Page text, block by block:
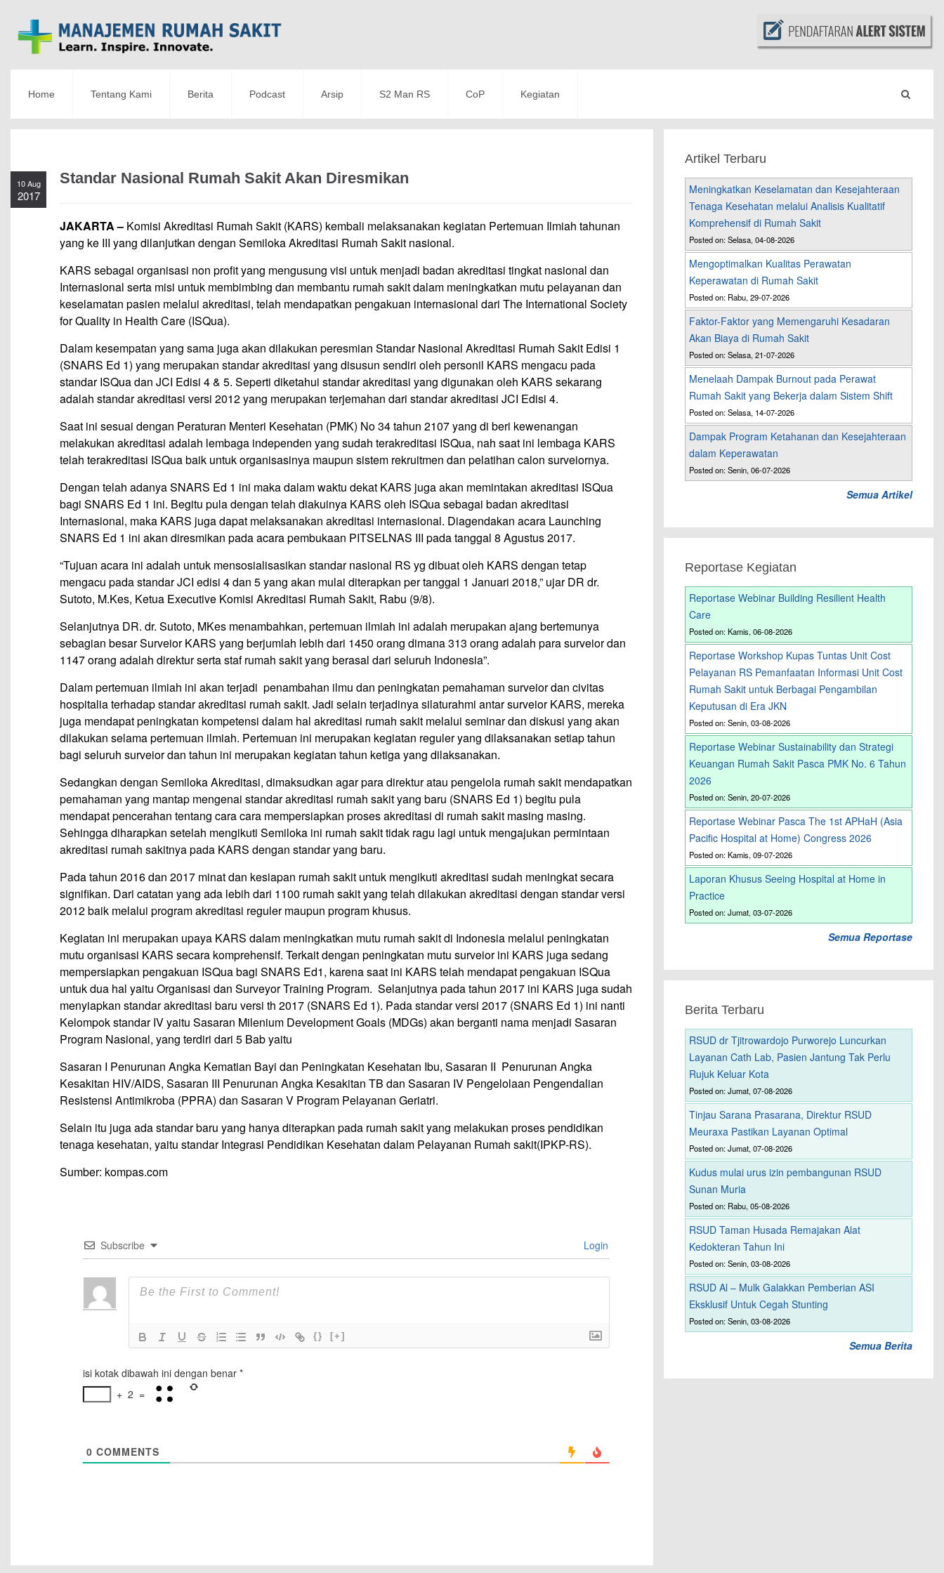
Home Tentang Kami Berita Podcast Arsip S2 Man RS CoP Kegiatan
10 Aug
2017
Standar Nasional Rumah Sakit Akan Diresmikan
JAKARTA – Komisi Akreditasi Rumah Sakit (KARS) kembali melaksanakan kegiatan Pertemuan Ilmiah tahunan
yang ke III yang dilanjutkan dengan Semiloka Akreditasi Rumah Sakit nasional.
KARS sebagai organisasi non profit yang mengusung visi untuk menjadi badan akreditasi tingkat nasional dan
Internasional serta misi untuk membimbing dan membantu rumah sakit dalam meningkatkan mutu pelayanan dan
keselamatan pasien melalui akreditasi, telah mendapatkan pengakuan internasional dari The International Society
for Quality in Health Care (ISQua).
Dalam kesempatan yang sama juga akan dilakukan peresmian Standar Nasional Akreditasi Rumah Sakit Edisi 1
(SNARS Ed 1) yang merupakan standar akreditasi yang disusun sendiri oleh personil KARS mengacu pada
standar ISQua dan JCI Edisi 4 & 5. Seperti diketahui standar akreditasi yang digunakan oleh KARS sekarang
adalah standar akreditasi versi 2012 yang merupakan terjemahan dari standar akreditasi JCI Edisi 4.
Saat ini sesuai dengan Peraturan Menteri Kesehatan (PMK) No 34 tahun 2107 yang di beri kewenangan
melakukan akreditasi adalah lembaga independen yang sudah terakreditasi ISQua, nah saat ini lembaga KARS
telah terakreditasi ISQua baik untuk organisasinya maupun sistem rekruitmen dan pelatihan calon surveiornya.
Dengan telah adanya SNARS Ed 1 ini maka dalam waktu dekat KARS juga akan memintakan akreditasi ISQua
bagi SNARS Ed 1 ini. Begitu pula dengan telah diakuinya KARS oleh ISQua sebagai badan akreditasi
Internasional, maka KARS juga dapat melaksanakan akreditasi internasional. Diagendakan acara Launching
SNARS Ed 1 ini akan diresmikan pada acara pembukaan PITSELNAS III pada tanggal 8 Agustus 2017.
“Tujuan acara ini adalah untuk mensosialisasikan standar nasional RS yg dibuat oleh KARS dengan tetap
mengacu pada standar JCI edisi 4 dan 5 yang akan mulai diterapkan per tanggal 1 Januari 2018,” ujar DR dr.
Sutoto, M.Kes, Ketua Executive Komisi Akreditasi Rumah Sakit, Rabu (9/8).
Selanjutnya DR. dr. Sutoto, MKes menambahkan, pertemuan ilmiah ini adalah merupakan ajang bertemunya
sebagian besar Surveior KARS yang berjumlah lebih dari 1450 orang dimana 313 orang adalah para surveior dan
1147 orang adalah direktur serta staf rumah sakit yang berasal dari seluruh Indonesia”.
Dalam pertemuan ilmiah ini akan terjadi penambahan ilmu dan peningkatan pemahaman surveior dan civitas
hospitalia terhadap standar akreditasi rumah sakit. Jadi selain terjadinya silaturahmi antar surveior KARS, mereka
juga mendapat peningkatan kompetensi dalam hal akreditasi rumah sakit melalui seminar dan diskusi yang akan
dilakukan selama pertemuan ilmiah. Pertemuan ini merupakan kegiatan reguler yang dilaksanakan setiap tahun
bagi seluruh surveior dan tahun ini merupakan kegiatan tahun ketiga yang dilaksanakan.
Sedangkan dengan Semiloka Akreditasi, dimaksudkan agar para direktur atau pengelola rumah sakit mendapatkan
pemahaman yang mantap mengenai standar akreditasi rumah sakit yang baru (SNARS Ed 1) begitu pula
mendapat pencerahan tentang cara cara mempersiapkan proses akreditasi di rumah sakit masing masing.
Sehingga diharapkan setelah mengikuti Semiloka ini rumah sakit tidak ragu lagi untuk mengajukan permintaan
akreditasi rumah sakitnya pada KARS dengan standar yang baru.
Pada tahun 2016 dan 2017 minat dan kesiapan rumah sakit untuk mengikuti akreditasi sudah meningkat secara
signifikan. Dari catatan yang ada lebih dari 1100 rumah sakit yang telah dilakukan akreditasi dengan standar versi
2012 baik melalui program akreditasi reguler maupun program khusus.
Kegiatan ini merupakan upaya KARS dalam meningkatkan mutu rumah sakit di Indonesia melalui peningkatan
mutu organisasi KARS secara komprehensif. Terkait dengan peningkatan mutu surveior ini KARS juga sedang
mempersiapkan pengakuan ISQua bagi SNARS Ed1, karena saat ini KARS telah mendapat pengakuan ISQua
untuk dua hal yaitu Organisasi dan Surveyor Training Program. Selanjutnya pada tahun 2017 ini KARS juga sudah
menyiapkan standar akreditasi baru versi th 2017 (SNARS Ed 1). Pada standar versi 2017 (SNARS Ed 1) ini nanti
Kelompok standar IV yaitu Sasaran Milenium Development Goals (MDGs) akan berganti nama menjadi Sasaran
Program Nasional, yang terdiri dari 5 Bab yaitu
Sasaran I Penurunan Angka Kematian Bayi dan Peningkatan Kesehatan Ibu, Sasaran II Penurunan Angka
Kesakitan HIV/AIDS, Sasaran III Penurunan Angka Kesakitan TB dan Sasaran IV Pengelolaan Pengendalian
Resistensi Antimikroba (PPRA) dan Sasaran V Program Pelayanan Geriatri.
Selain itu juga ada standar baru yang hanya diterapkan pada rumah sakit yang melakukan proses pendidikan
tenaga kesehatan, yaitu standar Integrasi Pendidikan Kesehatan dalam Pelayanan Rumah sakit(IPKP-RS).
Sumber: kompas.com
Subscribe Login
{} [+]
isi kotak dibawah ini dengan benar*
+ 2 =
0 COMMENTS
Artikel Terbaru
Meningkatkan Keselamatan dan Kesejahteraan
Tenaga Kesehatan melalui Analisis Kualitatif
Komprehensif di Rumah Sakit
Posted on: Selasa, 04-08-2026
Mengoptimalkan Kualitas Perawatan
Keperawatan di Rumah Sakit
Posted on: Rabu, 29-07-2026
Faktor-Faktor yang Memengaruhi Kesadaran
Akan Biaya di Rumah Sakit
Posted on: Selasa, 21-07-2026
Menelaah Dampak Burnout pada Perawat
Rumah Sakit yang Bekerja dalam Sistem Shift
Posted on: Selasa, 14-07-2026
Dampak Program Ketahanan dan Kesejahteraan
dalam Keperawatan
Posted on: Senin, 06-07-2026
Semua Artikel
Reportase Kegiatan
Reportase Webinar Building Resilient Health
Care
Posted on: Kamis, 06-08-2026
Reportase Workshop Kupas Tuntas Unit Cost
Pelayanan RS Pemanfaatan Informasi Unit Cost
Rumah Sakit untuk Berbagai Pengambilan
Keputusan di Era JKN
Posted on: Senin, 03-08-2026
Reportase Webinar Sustainability dan Strategi
Keuangan Rumah Sakit Pasca PMK No. 6 Tahun
2026
Posted on: Senin, 20-07-2026
Reportase Webinar Pasca The 1st APHaH (Asia
Pacific Hospital at Home) Congress 2026
Posted on: Kamis, 09-07-2026
Laporan Khusus Seeing Hospital at Home in
Practice
Posted on: Jumat, 03-07-2026
Semua Reportase
Berita Terbaru
RSUD dr Tjitrowardojo Purworejo Luncurkan
Layanan Cath Lab, Pasien Jantung Tak Perlu
Rujuk Keluar Kota
Posted on: Jumat, 07-08-2026
Tinjau Sarana Prasarana, Direktur RSUD
Meuraxa Pastikan Layanan Optimal
Posted on: Jumat, 07-08-2026
Kudus mulai urus izin pembangunan RSUD
Sunan Muria
Posted on: Rabu, 05-08-2026
RSUD Taman Husada Remajakan Alat
Kedokteran Tahun Ini
Posted on: Senin, 03-08-2026
RSUD Al – Mulk Galakkan Pemberian ASI
Eksklusif Untuk Cegah Stunting
Posted on: Senin, 03-08-2026
Semua Berita